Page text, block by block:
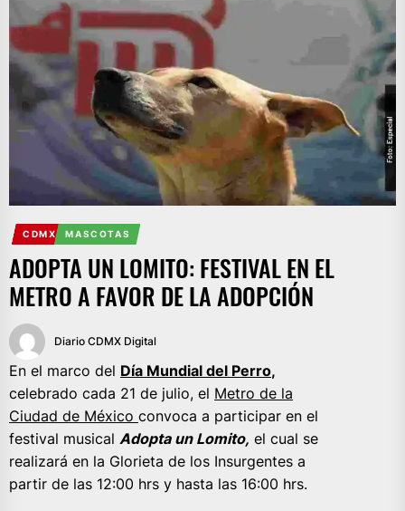
CDMX MASCOTAS
ADOPTA UN LOMITO: FESTIVAL EN EL
METRO A FAVOR DE LA ADOPCIÓN
Diario CDMX Digital
En el marco del Día Mundial del Perro,
celebrado cada 21 de julio, el Metro de la
Ciudad de México convoca a participar en el
festival musical Adopta un Lomito, el cual se
realizará en la Glorieta de los Insurgentes a
partir de las 12:00 hrs y hasta las 16:00 hrs.